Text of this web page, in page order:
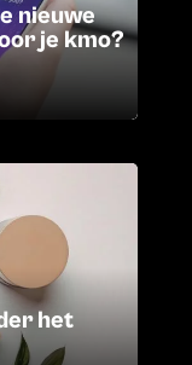
nieuwe
je kmo?
het